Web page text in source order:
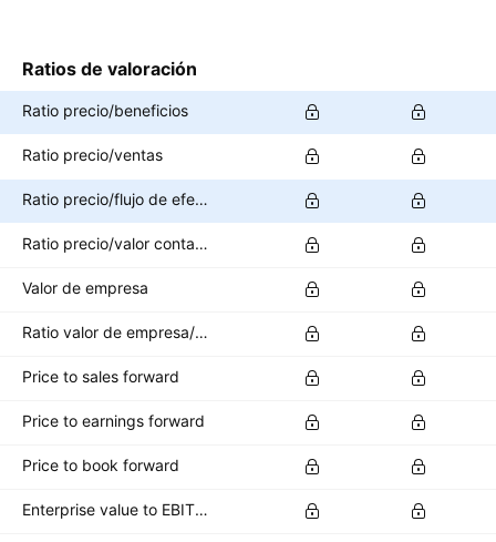
Ratios de valoración
Ratio precio/beneficios
Ratio precio/ventas
Ratio precio/flujo de efectivo
Ratio precio/valor contable
Valor de empresa
Ratio valor de empresa/EBITDA
Price to sales forward
Price to earnings forward
Price to book forward
Enterprise value to EBITDA forward